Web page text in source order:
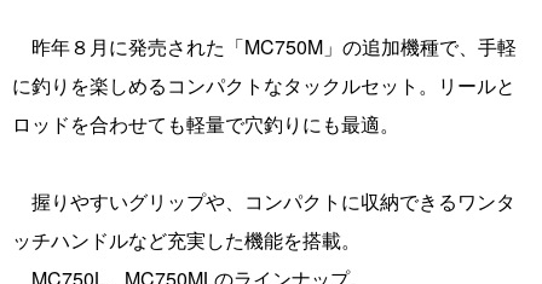
昨年８月に発売された「MC750M」の追加機種で、手軽
に釣りを楽しめるコンパクトなタックルセット。リールと
ロッドを合わせても軽量で穴釣りにも最適。
握りやすいグリップや、コンパクトに収納できるワンタ
ッチハンドルなど充実した機能を搭載。